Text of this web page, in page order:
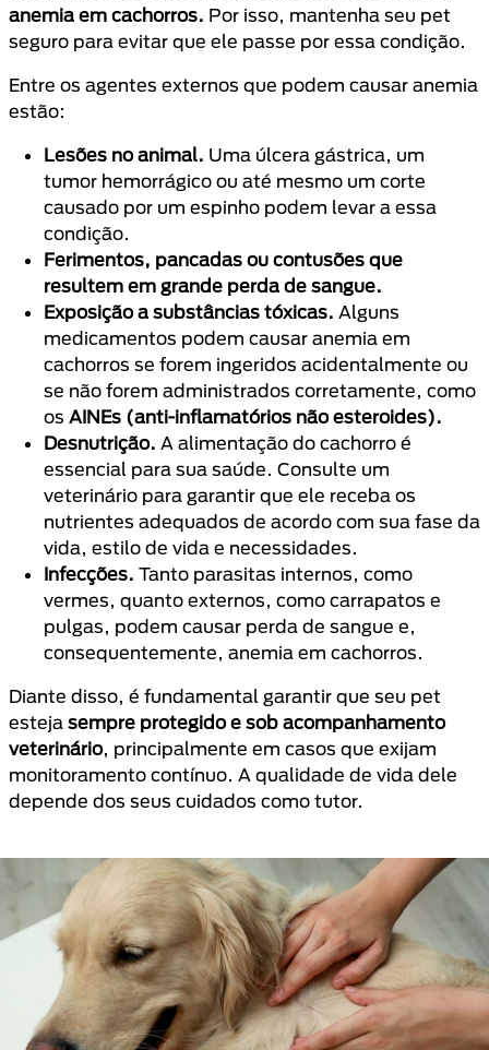
anemia em cachorros. Por isso, mantenha seu pet
seguro para evitar que ele passe por essa condição.
Entre os agentes externos que podem causar anemia
estão:
Lesões no animal. Uma úlcera gástrica, um
tumor hemorrágico ou até mesmo um corte
causado por um espinho podem levar a essa
condição.
Ferimentos, pancadas ou contusões que
resultem em grande perda de sangue.
Exposição a substâncias tóxicas. Alguns
medicamentos podem causar anemia em
cachorros se forem ingeridos acidentalmente ou
se não forem administrados corretamente, como
os AINEs (anti-inflamatórios não esteroides).
Desnutrição. A alimentação do cachorro é
essencial para sua saúde. Consulte um
veterinário para garantir que ele receba os
nutrientes adequados de acordo com sua fase da
vida, estilo de vida e necessidades.
Infecções. Tanto parasitas internos, como
vermes, quanto externos, como carrapatos e
pulgas, podem causar perda de sangue e,
consequentemente, anemia em cachorros.
Diante disso, é fundamental garantir que seu pet
esteja sempre protegido e sob acompanhamento
veterinário, principalmente em casos que exijam
monitoramento contínuo. A qualidade de vida dele
depende dos seus cuidados como tutor.